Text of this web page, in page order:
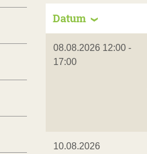
Datum
08.08.2026 12:00 -
17:00
10.08.2026